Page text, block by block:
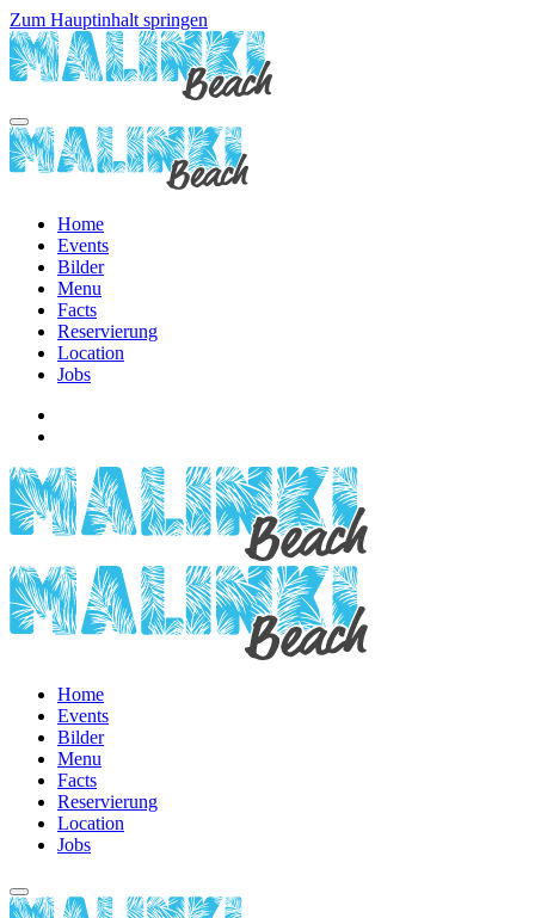
Zum Hauptinhalt springen
Home
Events
Bilder
Menu
Facts
Reservierung
Location
Jobs
Home
Events
Bilder
Menu
Facts
Reservierung
Location
Jobs